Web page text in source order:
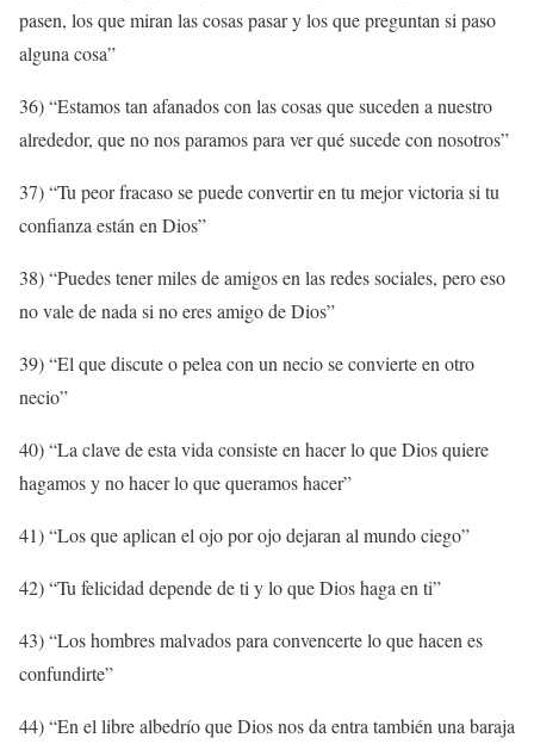
pasen, los que miran las cosas pasar y los que preguntan si paso
alguna cosa”
36) “Estamos tan afanados con las cosas que suceden a nuestro
alrededor, que no nos paramos para ver qué sucede con nosotros”
37) “Tu peor fracaso se puede convertir en tu mejor victoria si tu
confianza están en Dios”
38) “Puedes tener miles de amigos en las redes sociales, pero eso
no vale de nada si no eres amigo de Dios”
39) “El que discute o pelea con un necio se convierte en otro
necio”
40) “La clave de esta vida consiste en hacer lo que Dios quiere
hagamos y no hacer lo que queramos hacer”
41) “Los que aplican el ojo por ojo dejaran al mundo ciego”
42) “Tu felicidad depende de ti y lo que Dios haga en ti”
43) “Los hombres malvados para convencerte lo que hacen es
confundirte”
44) “En el libre albedrío que Dios nos da entra también una baraja